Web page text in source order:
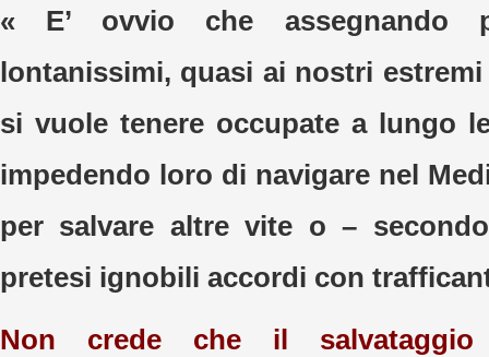
« E’ ovvio che assegnando
lontanissimi, quasi ai nostri
si vuole tenere occupate a lungo
impedendo loro di navigare nel
per salvare altre vite o –
pretesi ignobili accordi con
Non crede che il